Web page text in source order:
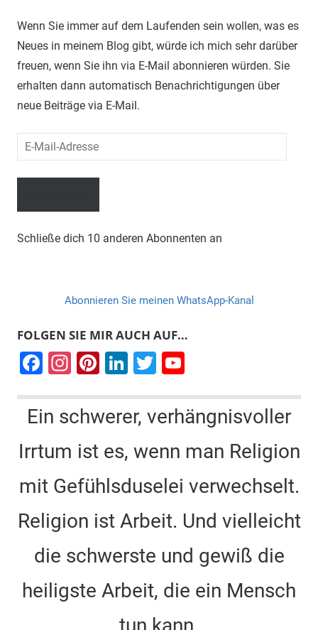
Wenn Sie immer auf dem Laufenden sein wollen, was es
Neues in meinem Blog gibt, würde ich mich sehr darüber
freuen, wenn Sie ihn via E-Mail abonnieren würden. Sie
erhalten dann automatisch Benachrichtigungen über
neue Beiträge via E-Mail.
Mail-
Adresse
Schließe dich 10 anderen Abonnenten an
Abonnieren Sie meinen WhatsApp-Kanal
FOLGEN SIE MIR AUCH AUF…
F
c
e
b
o
o
k
In
a
gr
a
m
Pi
er
e
st
Li
k
e
dI
n
T
tt
er
u
T
u
b
e
C
h
a
n
Ein schwerer, verhängnisvoller
Irrtum ist es, wenn man Religion
mit Gefühlsduselei verwechselt.
Religion ist Arbeit. Und vielleicht
die schwerste und gewiß die
heiligste Arbeit, die ein Mensch